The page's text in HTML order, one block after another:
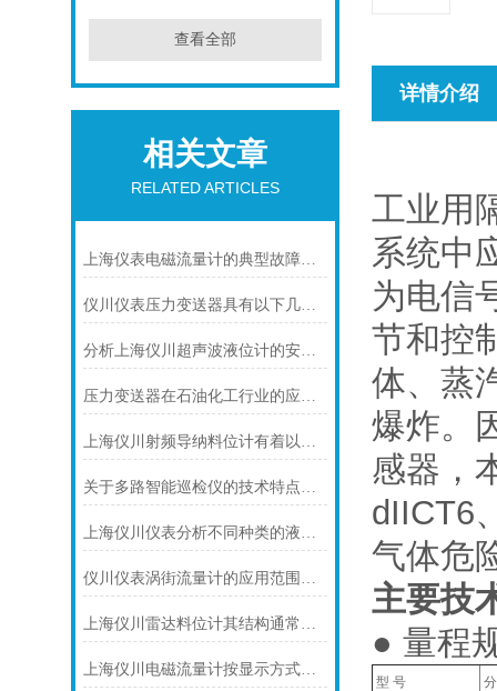
查看全部
相关文章
RELATED ARTICLES
上海仪表电磁流量计的典型故障诊断及处理方法
仪川仪表压力变送器具有以下几大技术特点
分析上海仪川超声波液位计的安装原理
压力变送器在石油化工行业的应用说明
上海仪川射频导纳料位计有着以下几大技术特点
关于多路智能巡检仪的技术特点，你怎么看呢？
上海仪川仪表分析不同种类的液位变送器
仪川仪表涡街流量计的应用范围主要包括以下几个方面
上海仪川雷达料位计其结构通常由以下部分组成
上海仪川电磁流量计按显示方式分类
详情介绍
工业用
系统中
为电信
节和控
体、蒸
爆炸。
感器，
dIICT6
气体危
主要技
● 量程
型 号